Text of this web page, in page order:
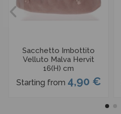
Sacchetto Imbottito
Velluto Malva Hervit
16(H) cm
Starting from 4,90 €